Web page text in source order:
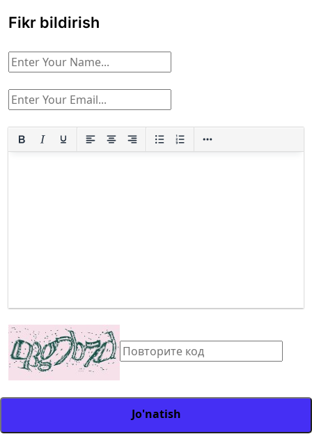
Fikr bildirish
Jo'natish